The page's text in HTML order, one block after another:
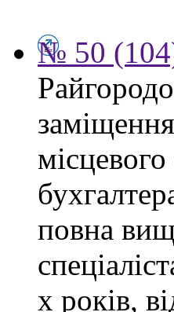
№ 50
повна
х років,